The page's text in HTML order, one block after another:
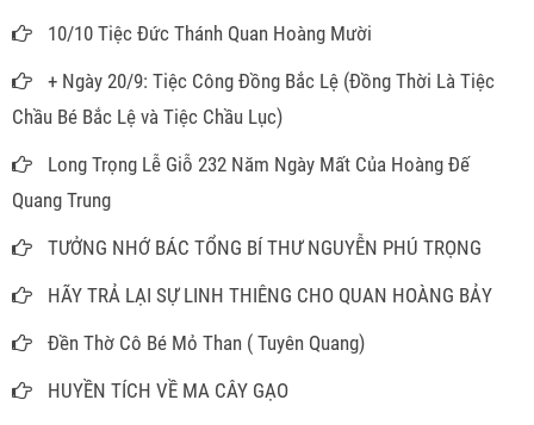
10/10 Tiệc Đức Thánh Quan Hoàng Mười
+ Ngày 20/9: Tiệc Công Đồng Bắc Lệ (Đồng Thời Là Tiệc
Chầu Bé Bắc Lệ và Tiệc Chầu Lục)
Long Trọng Lễ Giỗ 232 Năm Ngày Mất Của Hoàng Đế
Quang Trung
TƯỞNG NHỚ BÁC TỔNG BÍ THƯ NGUYỄN PHÚ TRỌNG
HÃY TRẢ LẠI SỰ LINH THIÊNG CHO QUAN HOÀNG BẢY
Đền Thờ Cô Bé Mỏ Than ( Tuyên Quang)
HUYỀN TÍCH VỀ MA CÂY GẠO